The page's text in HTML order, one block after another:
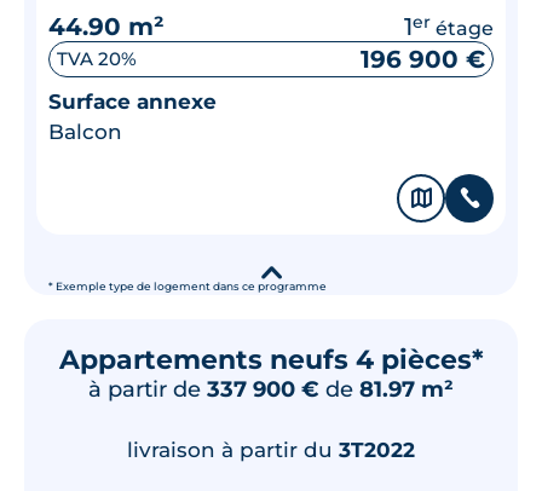
* Exemple type de logement dans ce programme
44.90 m²
1er étage
TVA 20% 196 900 €
Surface annexe
Balcon
🗞 📞
▾
Appartements neufs 4 pièces*
à partir de 337 900 € de 81.97 m²
livraison à partir du 3T2022